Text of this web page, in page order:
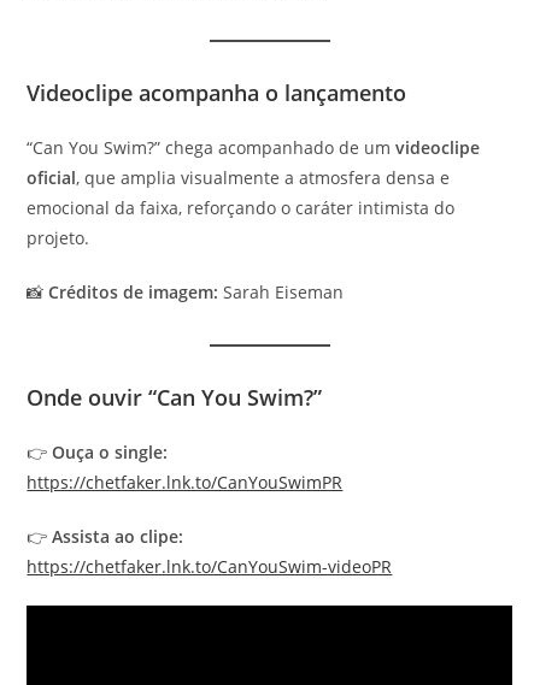
Videoclipe acompanha o lançamento
“Can You Swim?” chega acompanhado de umvideoclipe
oficial, que amplia visualmente a atmosfera densa e
emocional da faixa, reforçando o caráter intimista do
projeto.
📸Créditos de imagem: Sarah Eiseman
Onde ouvir “Can You Swim?”
👉Ouça o single:
https://chetfaker.lnk.to/CanYouSwimPR
👉Assista ao clipe:
https://chetfaker.lnk.to/CanYouSwim-videoPR